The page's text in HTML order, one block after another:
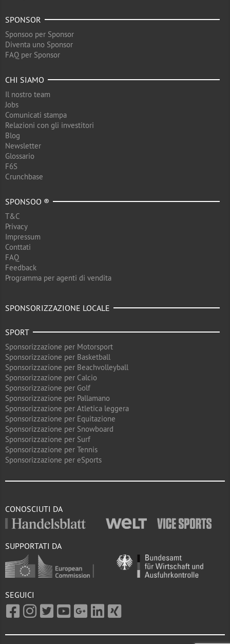
SPONSOR
Sponsoo per Sponsor
Diventa uno Sponsor
FAQ per Sponsor
CHI SIAMO
Il nostro team
Jobs
Comunicati stampa
Relazioni con gli investitori
Blog
Newsletter
Glossario
F6S
Crunchbase
SPONSOO ®
T&C
Privacy
Impressum
Conttati
FAQ
Feedback
Programma per agenti di vendita
SPONSORIZZAZIONE LOCALE
SPORT
Sponsorizzazione per Motorsport
Sponsorizzazione per Basketball
Sponsorizzazione per Beachvolleyball
Sponsorizzazione per Calcio
Sponsorizzazione per Golf
Sponsorizzazione per Pallamano
Sponsorizzazione per Atletica leggera
Sponsorizzazione per Equitazione
Sponsorizzazione per Snowboard
Sponsorizzazione per Surf
Sponsorizzazione per Tennis
Sponsorizzazione per eSports
CONOSCIUTI DA
SUPPORTATI DA
SEGUICI